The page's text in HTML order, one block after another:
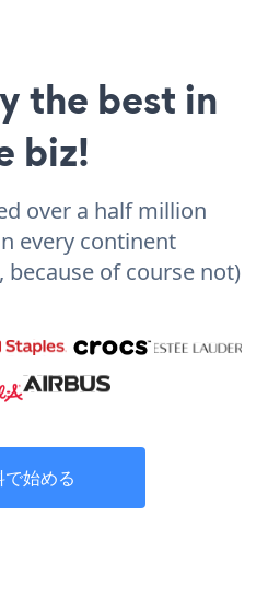
the best in
biz!
over a half million
every continent
because of course not)
で始める